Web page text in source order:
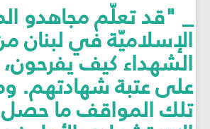
_ "قد تعلّم مجاهدو
الإسلاميّة في لبنان
الشهداء كيف
على عتبة شهادتهم.
تلك المواقف ما